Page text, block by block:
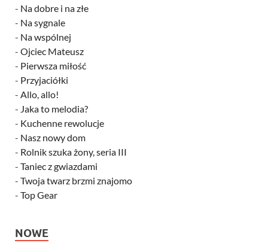
- Na dobre i na złe
- Na sygnale
- Na wspólnej
- Ojciec Mateusz
- Pierwsza miłość
- Przyjaciółki
- Allo, allo!
- Jaka to melodia?
- Kuchenne rewolucje
- Nasz nowy dom
- Rolnik szuka żony, seria III
- Taniec z gwiazdami
- Twoja twarz brzmi znajomo
- Top Gear
NOWE